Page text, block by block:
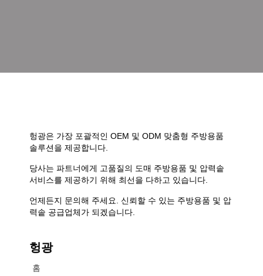
헝광은 가장 포괄적인 OEM 및 ODM 맞춤형 주방용품
솔루션을 제공합니다.
당사는 파트너에게 고품질의 도매 주방용품 및 압력솥
서비스를 제공하기 위해 최선을 다하고 있습니다.
언제든지 문의해 주세요. 신뢰할 수 있는 주방용품 및 압
력솥 공급업체가 되겠습니다.
헝광
홈